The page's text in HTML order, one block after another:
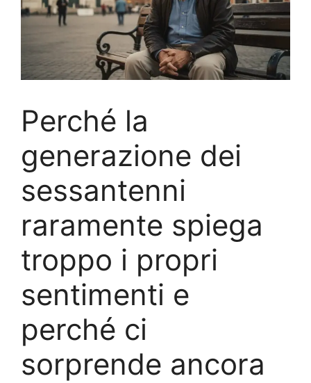
Perché la
generazione dei
sessantenni
raramente spiega
troppo i propri
sentimenti e
perché ci
sorprende ancora